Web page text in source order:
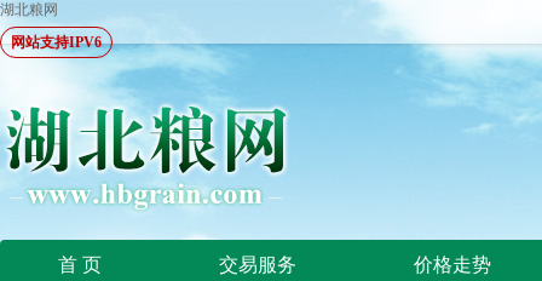
湖北粮网
网站支持IPV6
首 页 交易服务 价格走势